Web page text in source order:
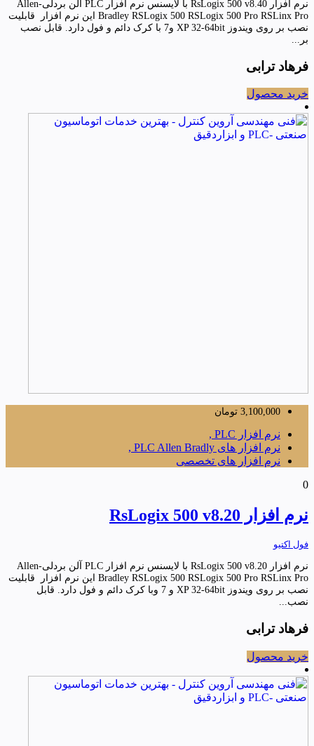
نرم افزار RsLogix 500 v8.40 با لایسنس نرم افزار PLC آلن بردلی-Allen
Bradley RSLogix 500 RSLogix 500 Pro RSLinx Pro این نرم افزار قابلیت
نصب بر روی ویندوز XP 32-64bit و7 با کرک دائم و فول دارد. قابل نصب
بر...
فرهاد ترابی
خرید محصول
3,100,000 تومان
نرم افزار PLC ,
نرم افزار های PLC Allen Bradly ,
نرم افزار های تخصصی
0
نرم افزار RsLogix 500 v8.20
فول اکتیو
نرم افزار RsLogix 500 v8.20 با لایسنس نرم افزار PLC آلن بردلی-Allen
Bradley RSLogix 500 RSLogix 500 Pro RSLinx Pro این نرم افزار قابلیت
نصب بر روی ویندوز XP 32-64bit و 7 وبا کرک دائم و فول دارد. قابل
نصب...
فرهاد ترابی
خرید محصول